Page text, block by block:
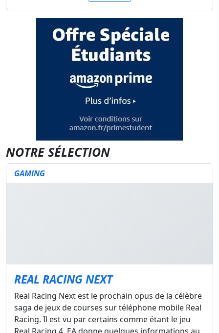
NOTRE SÉLECTION
GAMING
REAL RACING NEXT
Real Racing Next est le prochain opus de la célèbre
saga de jeux de courses sur téléphone mobile Real
Racing. Il est vu par certains comme étant le jeu